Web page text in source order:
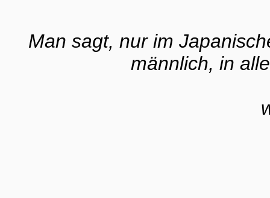
Man sagt, nur im
männlich, in